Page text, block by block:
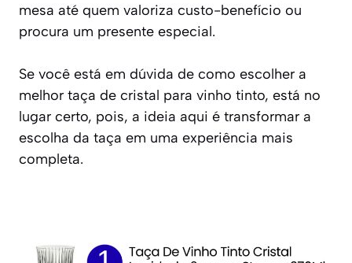
mesa até quem valoriza custo-benefício ou
procura um presente especial.
Se você está em dúvida de como escolher a
melhor taça de cristal para vinho tinto, está no
lugar certo, pois, a ideia aqui é transformar a
escolha da taça em uma experiência mais
completa.